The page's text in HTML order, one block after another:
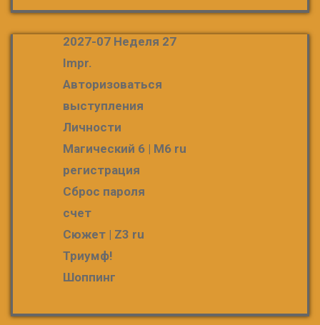
2027-07 Неделя 27
Impr.
Авторизоваться
выступления
Личности
Магический 6 | M6 ru
регистрация
Сброс пароля
счет
Сюжет | Z3 ru
Триумф!
Шоппинг